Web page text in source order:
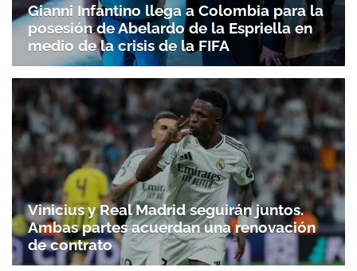
Gianni Infantino llega a Colombia para la
posesión de Abelardo de la Espriella en
medio de la crisis de la FIFA
Vinicius y Real Madrid seguirán juntos.
Ambas partes acuerdan una renovación
de contrato